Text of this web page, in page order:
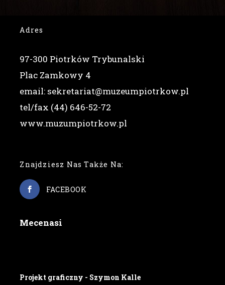
Adres
97-300 Piotrków Trybunalski
Plac Zamkowy 4
email: sekretariat@muzeumpiotrkow.pl
tel/fax (44) 646-52-72
www.muzumpiotrkow.pl
Znajdziesz Nas Także Na:
FACEBOOK
Mecenasi
Projekt graficzny - Szymon Kalle